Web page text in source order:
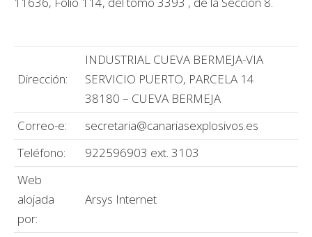
Dirección:
INDUSTRIAL CUEVA BERMEJA-VIA
SERVICIO PUERTO, PARCELA 14
38180 – CUEVA BERMEJA
Correo-e:
secretaria@canariasexplosivos.es
Teléfono:
922596903 ext. 3103
Web
alojada
por:
Arsys Internet